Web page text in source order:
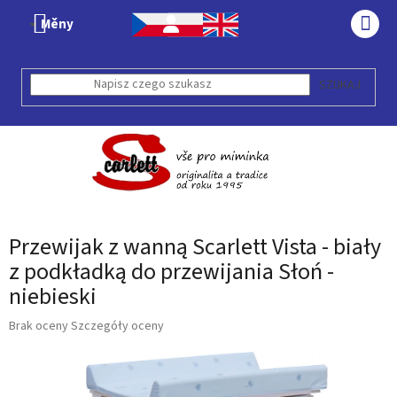
Měny
SZUKAJ
Przewijak z wanną Scarlett Vista - biały
z podkładką do przewijania Słoń -
niebieski
Średnia
Brak ocenySzczegóły oceny